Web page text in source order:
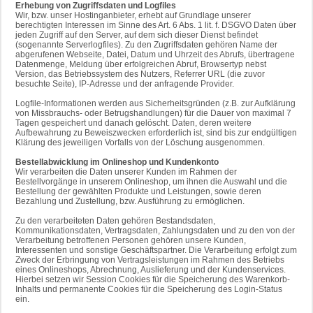
Erhebung von Zugriffsdaten und Logfiles
Wir, bzw. unser Hostinganbieter, erhebt auf Grundlage unserer
berechtigten Interessen im Sinne des Art. 6 Abs. 1 lit. f. DSGVO Daten über
jeden Zugriff auf den Server, auf dem sich dieser Dienst befindet
(sogenannte Serverlogfiles). Zu den Zugriffsdaten gehören Name der
abgerufenen Webseite, Datei, Datum und Uhrzeit des Abrufs, übertragene
Datenmenge, Meldung über erfolgreichen Abruf, Browsertyp nebst
Version, das Betriebssystem des Nutzers, Referrer URL (die zuvor
besuchte Seite), IP-Adresse und der anfragende Provider.
Logfile-Informationen werden aus Sicherheitsgründen (z.B. zur Aufklärung
von Missbrauchs- oder Betrugshandlungen) für die Dauer von maximal 7
Tagen gespeichert und danach gelöscht. Daten, deren weitere
Aufbewahrung zu Beweiszwecken erforderlich ist, sind bis zur endgültigen
Klärung des jeweiligen Vorfalls von der Löschung ausgenommen.
Bestellabwicklung im Onlineshop und Kundenkonto
Wir verarbeiten die Daten unserer Kunden im Rahmen der
Bestellvorgänge in unserem Onlineshop, um ihnen die Auswahl und die
Bestellung der gewählten Produkte und Leistungen, sowie deren
Bezahlung und Zustellung, bzw. Ausführung zu ermöglichen.
Zu den verarbeiteten Daten gehören Bestandsdaten,
Kommunikationsdaten, Vertragsdaten, Zahlungsdaten und zu den von der
Verarbeitung betroffenen Personen gehören unsere Kunden,
Interessenten und sonstige Geschäftspartner. Die Verarbeitung erfolgt zum
Zweck der Erbringung von Vertragsleistungen im Rahmen des Betriebs
eines Onlineshops, Abrechnung, Auslieferung und der Kundenservices.
Hierbei setzen wir Session Cookies für die Speicherung des Warenkorb-
Inhalts und permanente Cookies für die Speicherung des Login-Status
ein.